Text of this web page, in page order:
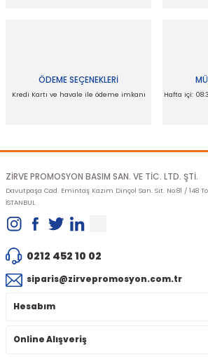
ÖDEME SEÇENEKLERİ
Kredi Kartı ve havale ile ödeme imkanı Hafta içi:
ZİRVE PROMOSYON BASIM SAN. VE TİC. LTD. ŞTİ.
Davutpaşa Cad. Emintaş Kazım Dinçol San. Sit. No:81 / 148
İSTANBUL
0212 452 10 02
siparis@zirvepromosyon.com.tr
Hesabım
Online Alışveriş